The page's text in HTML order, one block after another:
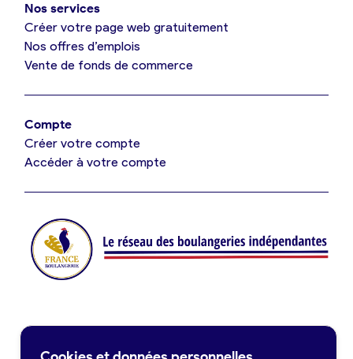
Je référence ma boulangerie (gratuit)
Offres d’emploi
Je suis fournisseur
Je crée mon compte
Nos services
Créer votre page web gratuitement
Nos offres d’emplois
Vente de fonds de commerce
Compte
Créer votre compte
Accéder à votre compte